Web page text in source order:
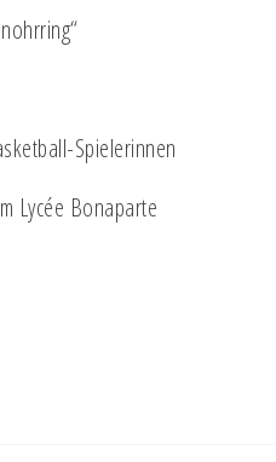
Spielerinnen
Lycée Bonaparte